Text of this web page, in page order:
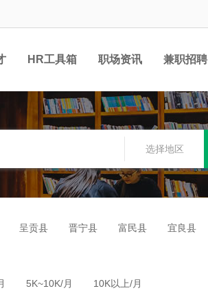
HR工具箱 职场资讯 兼职招聘
选择地区
呈贡县 晋宁县 富民县 宜良县
5K~10K/月 10K以上/月